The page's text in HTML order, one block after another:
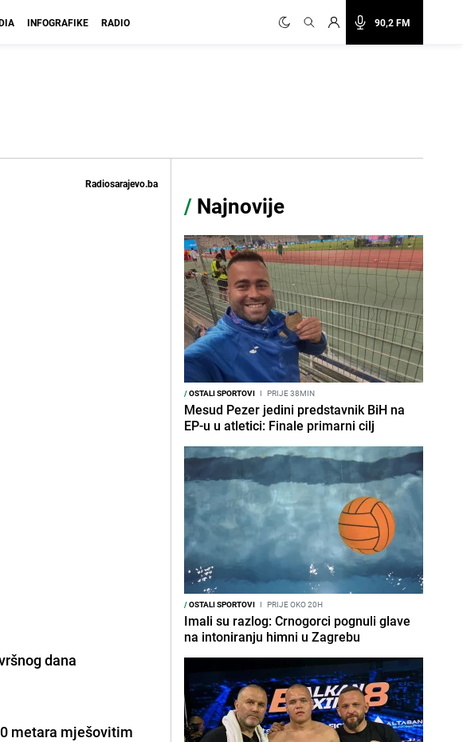
90,2 FM
INFOGRAFIKE RADIO
Radiosarajevo.ba
dana
metara mješovitim
/ Najnovije
/OSTALI SPORTOVI I PRIJE 38MIN
Mesud Pezer jedini predstavnik BiH na
EP-u u atletici: Finale primarni cilj
/OSTALI SPORTOVI I PRIJE OKO 20H
Imali su razlog: Crnogorci pognuli glave
na intoniranju himni u Zagrebu